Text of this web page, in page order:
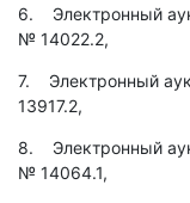
6. Электронный
№ 14022.2,
7. Электронный
13917.2,
8. Электронный
№ 14064.1,